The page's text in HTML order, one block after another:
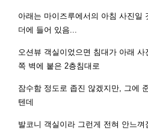
아래는 마이즈루에서의 아침 사진일
더에 들어 있음...
오션뷰 객실이었으면 침대가 아래
쪽 벽에 붙은 2층침대로
잠수함 정도로 좁진 않겠지만, 그에
텐데
발코니 객실이라 그런게 전혀 안느껴